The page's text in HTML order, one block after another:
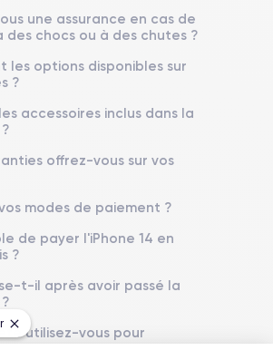
128,256 ,512 Go
Nombre de cœurs
Fréq. processeur
Recharge rapide
Type de SIM
Débloqué
une assurance en cas de
des chocs ou à des chutes ?
les options disponibles sur
?
accessoires inclus dans la
offrez-vous sur vos
modes de paiement ?
de payer l'iPhone 14 en
?
t-il après avoir passé la
utilisez-vous pour
?